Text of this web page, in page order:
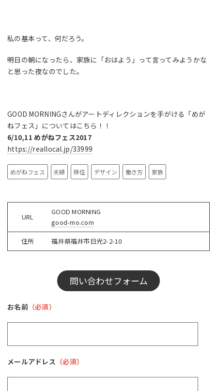
私の基本って、何だろう。
明日の朝になったら、家族に「おはよう」って言ってみようかな
と思った夜なのでした。
GOOD MORNINGさんがアートディレクションを手がける「めが
ねフェス」についてはこちら！！
6/10,11 めがねフェス2017
https://reallocal.jp/33999
めがねフェス 夫婦 移住 デザイン 働き方 家族
URL
GOOD MORNING
good-mo.com
住所 福井県福井市日光2-2-10
問い合わせフォーム
お名前（必須）
メールアドレス （必須）